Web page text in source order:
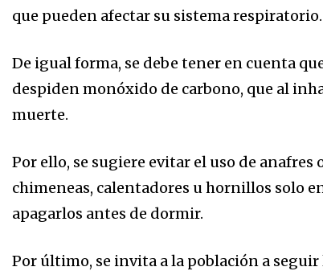
que pueden afectar su sistema respiratorio.
De igual forma, se debe tener en cuenta
despiden monóxido de carbono, que al
muerte.
Por ello, se sugiere evitar el uso de
chimeneas, calentadores u hornillos solo
apagarlos antes de dormir.
Por último, se invita a la población a